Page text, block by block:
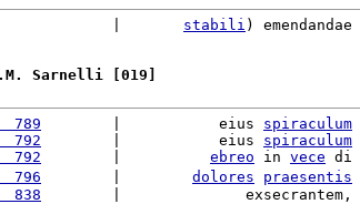
stabili ) emendandae
Sarnelli [019]
789
        |           eius
spiraculum
792
        |           eius
spiraculum
792
ebreo in vece di
796
dolores praesentis
838
        |              exsecrantem,